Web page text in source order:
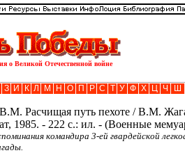
о Великой Отечественной войне
З И К Л М Н О П Р С Т У Ф Х Ц Ч Ш
Расчищая путь пехоте / В.М.
1985. - 222 с.: ил. - (Военные
командира 3-ей гвардейской